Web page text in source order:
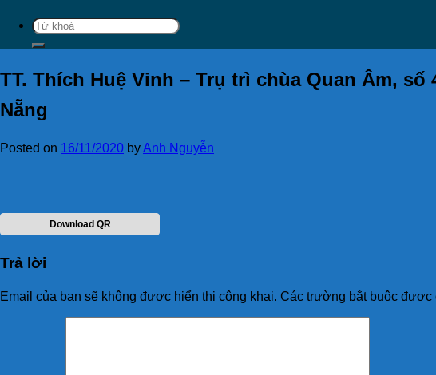
TT. Thích Huệ Vinh – Trụ trì chùa Quan Âm,
Nẵng
Posted on 16/11/2020 byAnh Nguyễn
Download QR
Trả lời
Email của bạn sẽ không được hiển thị công khai. Các trường bắt buộc được